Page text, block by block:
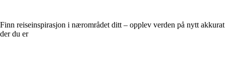
Finn reiseinspirasjon i nærområdet ditt – opplev verden på nytt akkurat
der du er